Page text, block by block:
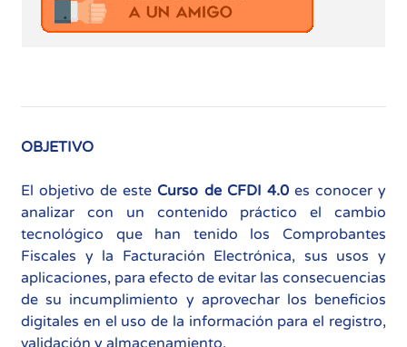
OBJETIVO
El objetivo de este Curso de CFDI 4.0es conocer y
analizar con un contenido práctico el cambio
tecnológico que han tenido los Comprobantes
Fiscales y la Facturación Electrónica, sus usos y
aplicaciones, para efecto de evitar las consecuencias
de su incumplimiento y aprovechar los beneficios
digitales en el uso de la información para el registro,
validación y almacenamiento.